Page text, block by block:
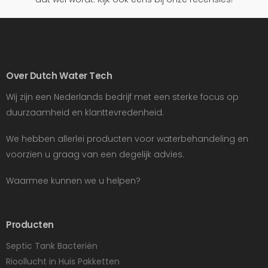
Over Dutch Water Tech
Wij zijn een Nederlands bedrijf met een sterke focus op
duurzaamheid en klanttevredenheid.
We hebben allerlei producten voor waterbehandeling en
voorzien u graag van een degelijk advies.
Waarmee kunnen we u helpen?
Producten
Septic Tank Bacteriën
Rioollucht in Huis Pakketten